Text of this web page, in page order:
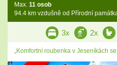
Max. 11 osob
94.4 km vzdušně od Přírodní
3x 2x
„Komfortní roubenka v Jeseníkách